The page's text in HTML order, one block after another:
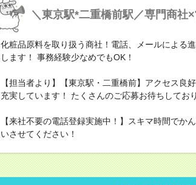
＼東京駅*二重橋前駅／専門商社
化粧品原料を取り扱う商社！電話、メールによる
します！ 事務経験少なめでもOK！
【担当者より】【東京駅・二重橋前】アクセス良
充実しています！ たくさんのご応募お待ちしてお
【来社不要の電話登録実施中！】スキマ時間でか
いさせてください！